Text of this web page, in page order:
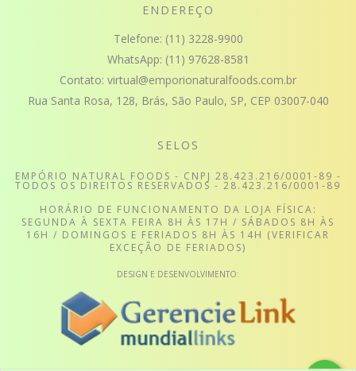
ENDEREÇO
Telefone: (11) 3228-9900
WhatsApp: (11) 97628-8581
Contato: virtual@emporionaturalfoods.com.br
Rua Santa Rosa, 128, Brás, São Paulo, SP, CEP 03007-040
SELOS
EMPÓRIO NATURAL FOODS - CNPJ 28.423.216/0001-89 -
TODOS OS DIREITOS RESERVADOS - 28.423.216/0001-89
HORÁRIO DE FUNCIONAMENTO DA LOJA FÍSICA:
SEGUNDA À SEXTA FEIRA 8H ÀS 17H / SÁBADOS 8H ÀS
16H / DOMINGOS E FERIADOS 8H ÀS 14H (VERIFICAR
EXCEÇÃO DE FERIADOS)
DESIGN E DESENVOLVIMENTO: